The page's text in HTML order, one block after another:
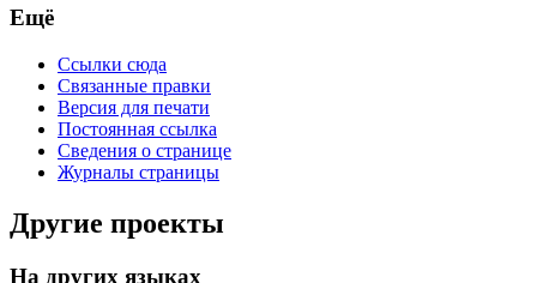
Ещё
Ссылки сюда
Связанные правки
Версия для печати
Постоянная ссылка
Сведения о странице
Журналы страницы
Другие проекты
На других языках